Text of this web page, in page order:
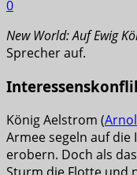
0
New World: Auf Ewig
Sprecher auf.
König Aelstrom (
Armee segeln auf die
erobern. Doch als